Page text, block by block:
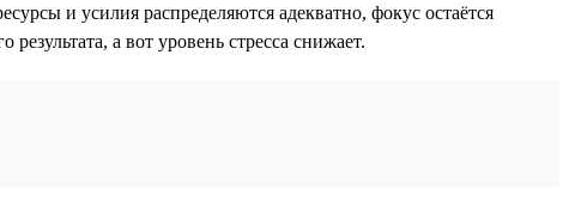
и усилия распределяются адекватно, фокус остаётся
а вот уровень стресса снижает.